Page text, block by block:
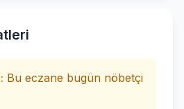
Bu eczane bugün nöbetçi